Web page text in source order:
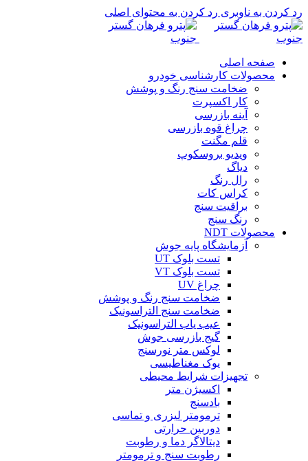
رد کردن به ناوبری رد کردن به محتوای اصلی
صفحه اصلی
محصولات کارشناسی خودرو
ضخامت سنج رنگ و پوشش
کار اکسپرت
آینه بازرسی
چراغ قوه بازرسی
قلم مگنت
ویدیو بروسکوپ
دیاگ
رال رنگ
کراس کات
براقیت سنج
رنگ سنج
محصولات NDT
آزمایشگاه پایه جوش
تست بلوک UT
تست بلوک VT
چراغ UV
ضخامت سنج رنگ و پوشش
ضخامت سنج التراسونیک
عیب یاب التراسونیک
گیج بازرسی جوش
لوکس متر نورسنج
یوک مغناطیسی
تجهیزات شرایط محیطی
اکسیژن متر
بادسنج
ترمومتر لیزری و تماسی
دوربین حرارتی
دیتالاگر دما و رطوبت
رطوبت سنج و ترمومتر